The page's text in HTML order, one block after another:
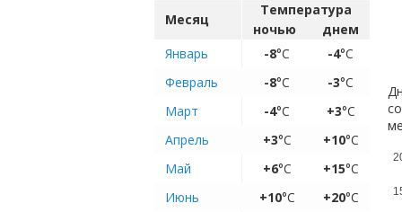
Месяц
Температура
ночью
днем
Январь
-8°C -4°C
Февраль
-8°C -3°C
Март
-4°C +3°C
Апрель
+3°C +10°C
Май
+6°C +15°C
Июнь
+10°C +20°C